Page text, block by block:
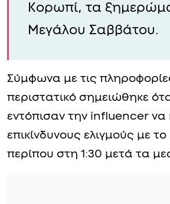
Κορωπί, τα
Μεγάλου Σαββάτου.
Σύμφωνα με τις
περιστατικό σημειώθηκε
εντόπισαν την influencer να
επικίνδυνους ελιγμούς με το
περίπου στη 1:30 μετά τα